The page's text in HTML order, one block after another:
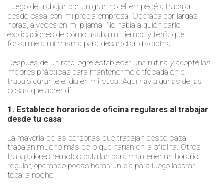
Luego de trabajar por un gran hotel, empecé a trabajar
desde casa con mi propia empresa. Operaba por largas
horas, a veces en mi pijama. No había a quién darle
explicaciones de cómo usaba mi tiempo y tenía que
forzarme a mí misma para desarrollar disciplina.
Después de un rato logré establecer una rutina y adopté las
mejores prácticas para mantenerme enfocada en el
trabajo durante el día en mi casa. Aquí hay algunas de las
cosas que aprendí:
1. Establece horarios de oficina regulares al trabajar
desde tu casa
La mayoría de las personas que trabajan desde casa
trabajan mucho más de lo que harían en la oficina. Otros
trabajadores remotos batallan para mantener un horario
regular, operando pocas horas un día para luego laborar
toda la noche.